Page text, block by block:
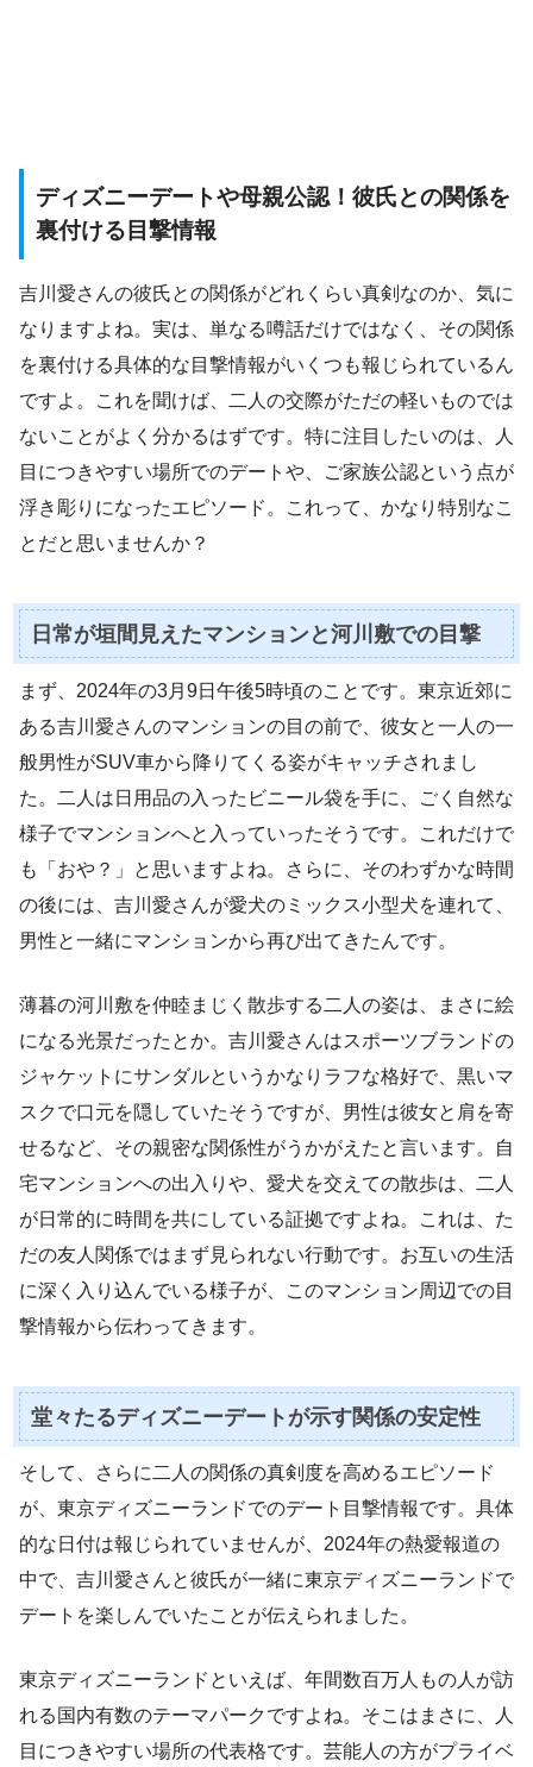
ディズニーデートや母親公認！彼氏との関係を
裏付ける目撃情報
吉川愛さんの彼氏との関係がどれくらい真剣なのか、気に
なりますよね。実は、単なる噂話だけではなく、その関係
を裏付ける具体的な目撃情報がいくつも報じられているん
ですよ。これを聞けば、二人の交際がただの軽いものでは
ないことがよく分かるはずです。特に注目したいのは、人
目につきやすい場所でのデートや、ご家族公認という点が
浮き彫りになったエピソード。これって、かなり特別なこ
とだと思いませんか？
日常が垣間見えたマンションと河川敷での目撃
まず、2024年の3月9日午後5時頃のことです。東京近郊に
ある吉川愛さんのマンションの目の前で、彼女と一人の一
般男性がSUV車から降りてくる姿がキャッチされまし
た。二人は日用品の入ったビニール袋を手に、ごく自然な
様子でマンションへと入っていったそうです。これだけで
も「おや？」と思いますよね。さらに、そのわずかな時間
の後には、吉川愛さんが愛犬のミックス小型犬を連れて、
男性と一緒にマンションから再び出てきたんです。
薄暮の河川敷を仲睦まじく散歩する二人の姿は、まさに絵
になる光景だったとか。吉川愛さんはスポーツブランドの
ジャケットにサンダルというかなりラフな格好で、黒いマ
スクで口元を隠していたそうですが、男性は彼女と肩を寄
せるなど、その親密な関係性がうかがえたと言います。自
宅マンションへの出入りや、愛犬を交えての散歩は、二人
が日常的に時間を共にしている証拠ですよね。これは、た
だの友人関係ではまず見られない行動です。お互いの生活
に深く入り込んでいる様子が、このマンション周辺での目
撃情報から伝わってきます。
堂々たるディズニーデートが示す関係の安定性
そして、さらに二人の関係の真剣度を高めるエピソード
が、東京ディズニーランドでのデート目撃情報です。具体
的な日付は報じられていませんが、2024年の熱愛報道の
中で、吉川愛さんと彼氏が一緒に東京ディズニーランドで
デートを楽しんでいたことが伝えられました。
東京ディズニーランドといえば、年間数百万人もの人が訪
れる国内有数のテーマパークですよね。そこはまさに、人
目につきやすい場所の代表格です。芸能人の方がプライベ